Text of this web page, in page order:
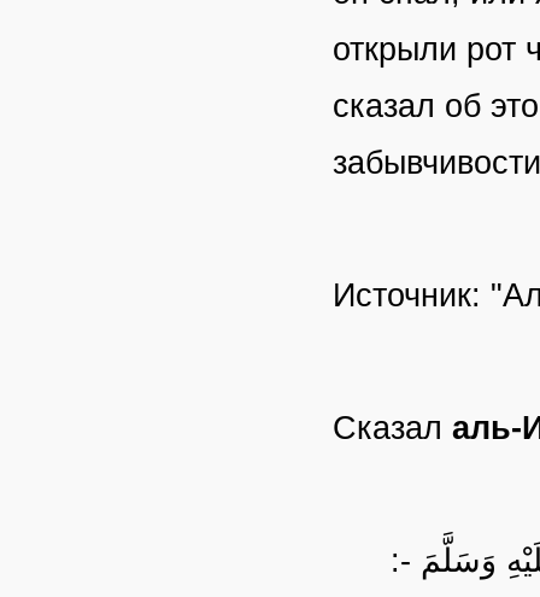
открыли рот
сказал об
Источник:
Сказал аль-
وَسَلَّمَ -: